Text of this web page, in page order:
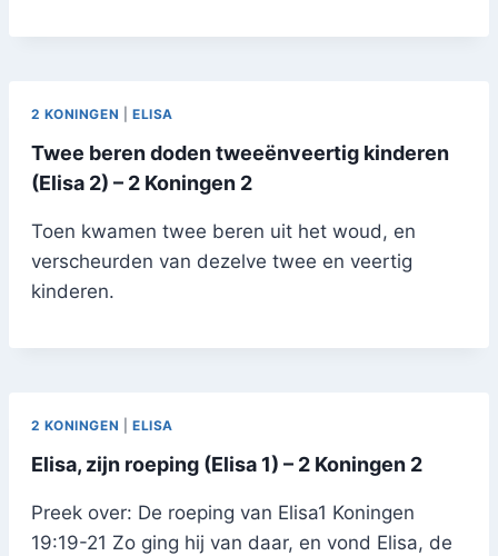
2 KONINGEN |ELISA
Twee beren doden tweeënveertig kinderen
(Elisa 2) – 2 Koningen 2
Toen kwamen twee beren uit het woud, en
verscheurden van dezelve twee en veertig
kinderen.
2 KONINGEN |ELISA
Elisa, zijn roeping (Elisa 1) – 2 Koningen 2
Preek over: De roeping van Elisa1 Koningen
19:19-21 Zo ging hij van daar, en vond Elisa, de